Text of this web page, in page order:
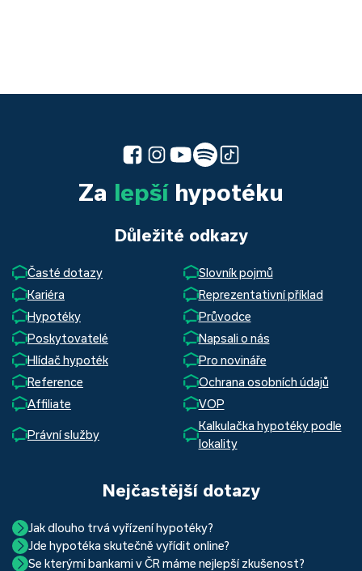
Za lepšíhypotéku
Důležité odkazy
Časté dotazy
Slovník pojmů
Kariéra
Reprezentativní příklad
Hypotéky
Průvodce
Poskytovatelé
Napsali o nás
Hlídač hypoték
Pro novináře
Reference
Ochrana osobních údajů
Affiliate
VOP
Právní služby
Kalkulačka hypotéky podle
lokality
Nejčastější dotazy
Jak dlouho trvá vyřízení hypotéky?
Hypotéka se dá zvládnout za měsíc i za tři. Nejčastěji její
uzavření trvá okolo 2 měsíců. Důvodem je především
Jde hypotéka skutečně vyřídit online?
Ano, skutečně jde. Díky moderním technologiím, které
Se kterými bankami v ČR máme nejlepší zkušenost?